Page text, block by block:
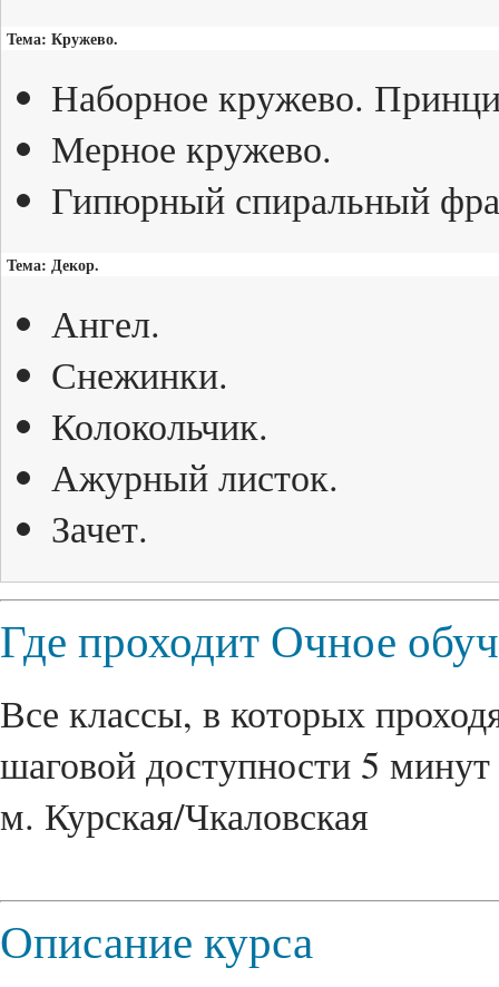
Тема: Кружево.
Наборное кружево.
Мерное кружево.
Гипюрный спиральный
Тема: Декор.
Ангел.
Снежинки.
Колокольчик.
Ажурный листок.
Зачет.
Где проходит Очное
Все классы, в которых
шаговой доступности 5
м. Курская/Чкаловская
Описание курса